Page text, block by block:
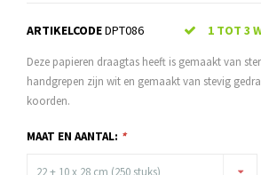
ARTIKELCODEDPT086 1 TOT 3
Deze papieren draagtas heeft is gemaakt van
handgrepen zijn wit en gemaakt van stevig
koorden.
MAAT EN AANTAL: *
22 + 10 x 28 cm (250 stuks)